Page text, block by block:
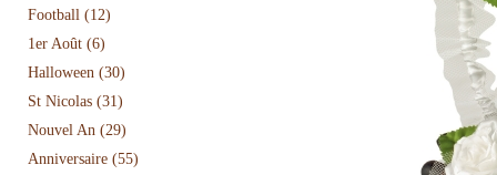
Football (12)
1er Août (6)
Halloween (30)
St Nicolas (31)
Nouvel An (29)
Anniversaire (55)